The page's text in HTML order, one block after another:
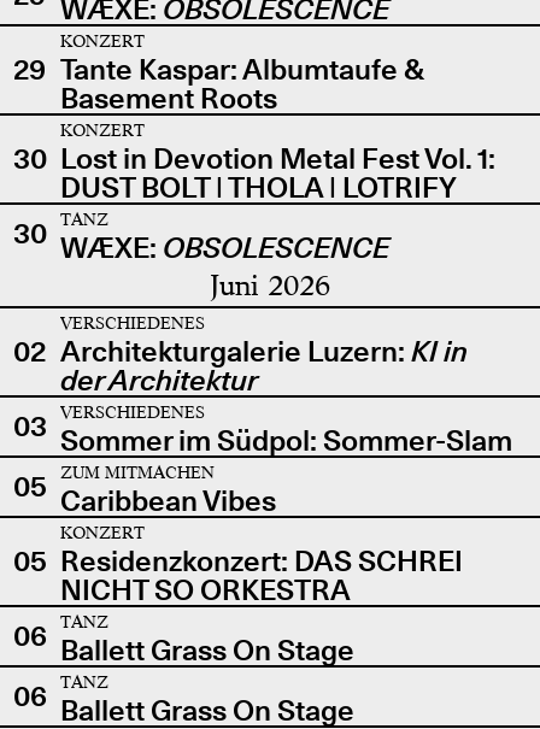
WÆXE: OBSOLESCENCE
29
KONZERT
Tante Kaspar: Albumtaufe &
Basement Roots
30
KONZERT
Lost in Devotion Metal Fest Vol. 1:
DUST BOLT | THOLA | LOTRIFY
30
TANZ
WÆXE: OBSOLESCENCE
Juni 2026
02
VERSCHIEDENES
Architekturgalerie Luzern: KI in
der Architektur
03
VERSCHIEDENES
Sommer im Südpol: Sommer-Slam
05
ZUM MITMACHEN
Caribbean Vibes
05
KONZERT
Residenzkonzert: DAS SCHREI
NICHT SO ORKESTRA
06
TANZ
Ballett Grass On Stage
06
TANZ
Ballett Grass On Stage